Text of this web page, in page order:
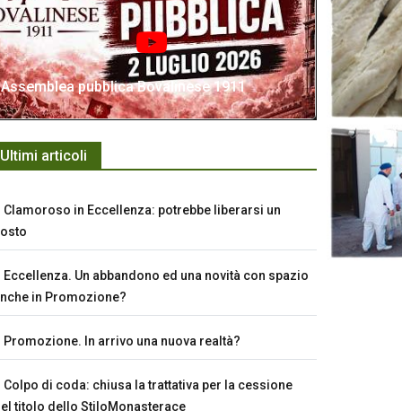
Assemblea pubblica Bovalinese 1911
Ultimi articoli
Clamoroso in Eccellenza: potrebbe liberarsi un
Eccellenza. Un abbandono ed una novità con spazio
in Promozione?
Promozione. In arrivo una nuova realtà?
Colpo di coda: chiusa la trattativa per la cessione
titolo dello StiloMonasterace